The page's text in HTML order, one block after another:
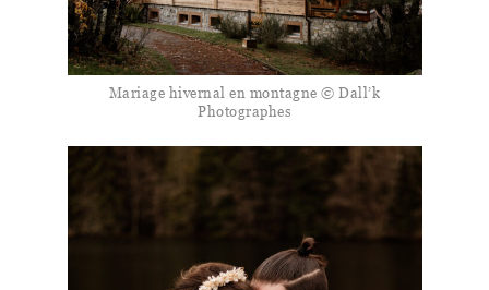
Mariage hivernal en montagne © Dall’k
Photographes